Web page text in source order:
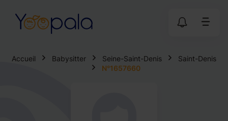
Accueil Babysitter Seine-Saint-Denis
Saint-Denis
N°1657660